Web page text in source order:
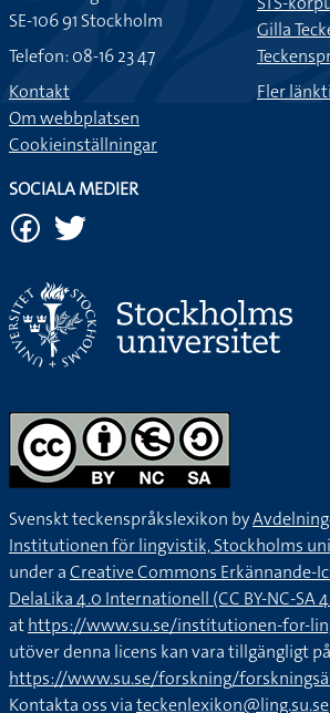
SE-106 91 Stockholm
Telefon: 08-16 23 47
Kontakt
Om webbplatsen
Cookieinställningar
Gilla
Fler
SOCIALA MEDIER
Svenskt teckenspråkslexikon by
Institutionen för lingvistik, Stockholms
under aCreative Commons Erkännande-
DelaLika 4.0 Internationell (CC BY-NC-SA
athttps://www.su.se/institutionen-for-
utöver denna licens kan vara tillgängligt på
https://www.su.se/forskning/
Kontakta oss viateckenlexikon@ling.su.se